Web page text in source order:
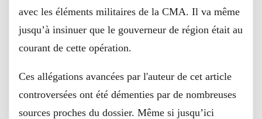
avec les éléments militaires de la CMA. Il va même
jusqu’à insinuer que le gouverneur de région était au
courant de cette opération.
Ces allégations avancées par l'auteur de cet article
controversées ont été démenties par de nombreuses
sources proches du dossier. Même si jusqu’ici